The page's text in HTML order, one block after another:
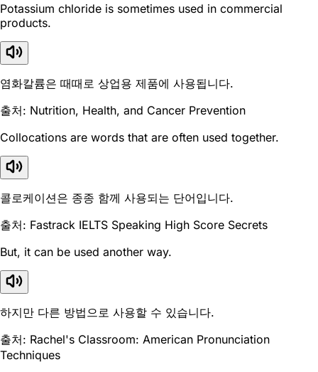
Potassium chloride is sometimes used in commercial
products.
염화칼륨은 때때로 상업용 제품에 사용됩니다.
출처: Nutrition, Health, and Cancer Prevention
Collocations are words that are often used together.
콜로케이션은 종종 함께 사용되는 단어입니다.
출처: Fastrack IELTS Speaking High Score Secrets
But, it can be used another way.
하지만 다른 방법으로 사용할 수 있습니다.
출처: Rachel's Classroom: American Pronunciation
Techniques